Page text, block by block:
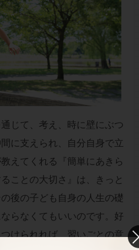
じて、考え、時に壁にぶつ
に支えられ、自分自身で立
えてくれる『簡単にあきら
ことの大切さ』 は、きっと
後の子ども自身の人生の礎
らなくてもいいのです。好
けられれば、習いごとの意